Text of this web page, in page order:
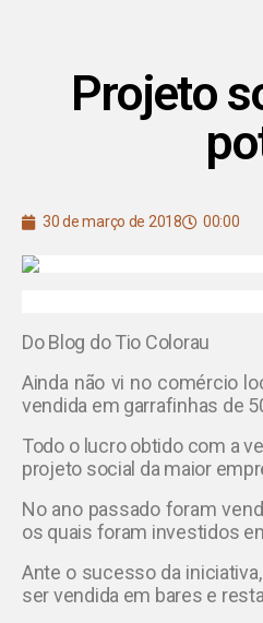
Projeto
30 de março de 2018 00:00
Do Blog do Tio Colorau
Ainda não vi no comércio
vendida em garrafinhas de
Todo o lucro obtido com a
projeto social da maior
No ano passado foram
os quais foram investidos
Ante o sucesso da
ser vendida em bares e